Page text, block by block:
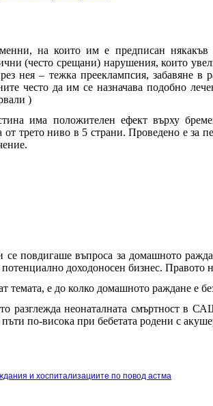
на които им е предписан
(често срещани) нарушения, които
нея – тежка прееклампсия, забавяне
често да им се назначава подобно
)
има положителен ефект върху
трето ниво в 5 страни. Проведено е за
повдигаше въпроса за домашното
доходоносен бизнес. Правото
темата, е до колко домашното раждане е
разглежда неонаталната смъртност в
по-висока при бебетата родени с
и хоспитализациите по повод астма